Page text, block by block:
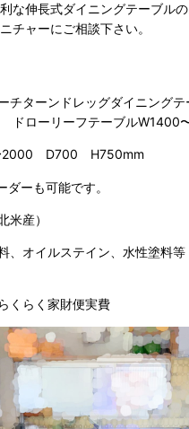
な伸長式ダイニングテーブル
チャーにご相談下さい。
チターンドレッグダイニング
ドローリーフテーブルW1400
2000 D700 H750mm
ーも可能です。
米産）
、オイルステイン、水性塗
くらく家財便実費